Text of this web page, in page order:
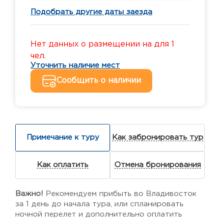
Подобрать другие даты заезда
Нет данных о размещении на для 1
чел.
Уточнить наличие мест
Сообщить о наличии
Примечание к туру Как забронировать тур
Как оплатить Отмена бронирования
Важно! Рекомендуем прибыть во Владивосток
за 1 день до начала тура, или спланировать
ночной перелет и дополнительно оплатить